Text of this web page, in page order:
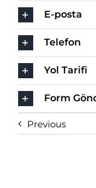
E-posta
Telefon
Yol Tarifi
Form
Previous